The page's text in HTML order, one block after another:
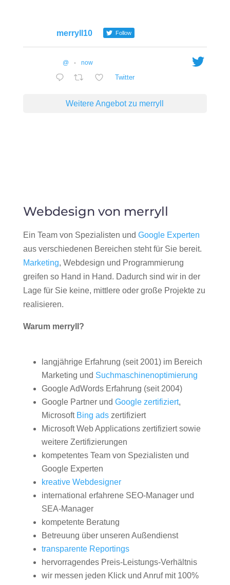
merryll10 Follow
@ · now
Twitter
Weitere Angebot zu merryll
Webdesign von merryll
Ein Team von Spezialisten und Google Experten
aus verschiedenen Bereichen steht für Sie bereit.
Marketing, Webdesign und Programmierung
greifen so Hand in Hand. Dadurch sind wir in der
Lage für Sie keine, mittlere oder große Projekte zu
realisieren.
Warum merryll?
langjährige Erfahrung (seit 2001) im Bereich
Marketing und Suchmaschinenoptimierung
Google AdWords Erfahrung (seit 2004)
Google Partner und Google zertifiziert,
Microsoft Bing adszertifiziert
Microsoft Web Applications zertifiziert sowie
weitere Zertifizierungen
kompetentes Team von Spezialisten und
Google Experten
kreative Webdesigner
international erfahrene SEO-Manager und
SEA-Manager
kompetente Beratung
Betreuung über unseren Außendienst
transparente Reportings
hervorragendes Preis-Leistungs-Verhältnis
wir messen jeden Klick und Anruf mit 100%